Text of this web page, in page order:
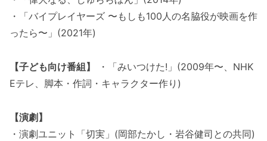
・「バイプレイヤーズ 〜もしも100人の名脇役が映画を作
ったら〜」(2021年)
【子ども向け番組】
・「みいつけた!」(2009年〜、NHK
Eテレ、脚本・作詞・キャラクター作り)
【演劇】
・演劇ユニット「切実」(岡部たかし・岩谷健司との共同)